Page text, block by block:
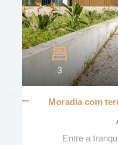
Nº. VARANDAS
GARAGEM3
Moradia com
Entre a